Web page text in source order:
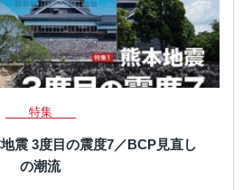
特集
震 3度目の震度7／BCP見直し
の潮流